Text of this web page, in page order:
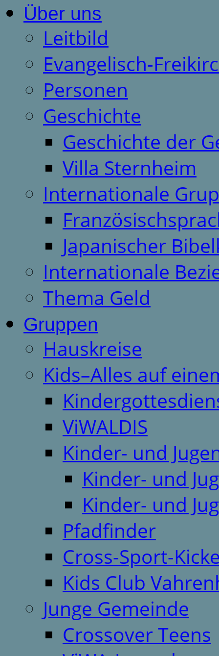
Über uns
Leitbild
Evangelisch-
Personen
Geschichte
Geschichte der
Villa Sternheim
Internationale
Japanischer
Internationale
Thema Geld
Gruppen
Hauskreise
Kids–Alles auf
ViWALDIS
Kinder- und
Kinder- und
Kinder- und
Pfadfinder
Cross-Sport-
Kids Club
Junge Gemeinde
Crossover Teens